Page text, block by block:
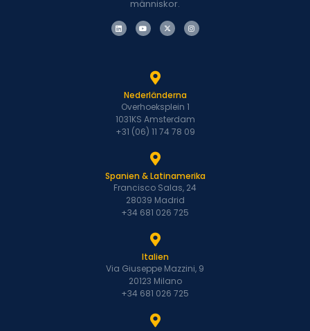
människor.
Nederländerna
Overhoeksplein 1
1031KS Amsterdam
+31 (06) 11 74 78 09
Spanien & Latinamerika
Francisco Salas, 24
28039 Madrid
+34 681 026 725
Italien
Via Giuseppe Mazzini, 9
20123 Milano
+34 681 026 725